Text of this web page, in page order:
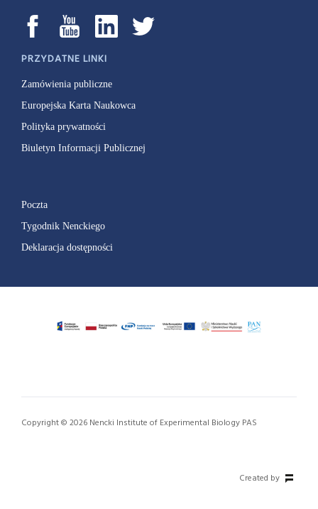
PRZYDATNE LINKI
Zamówienia publiczne
Europejska Karta Naukowca
Polityka prywatności
Biuletyn Informacji Publicznej
Poczta
Tygodnik Nenckiego
Deklaracja dostępności
Copyright © 2026 Nencki Institute of Experimental Biology PAS
Created by